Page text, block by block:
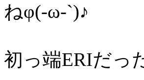
ねφ(-ω-`)♪
初っ端ERIだっ